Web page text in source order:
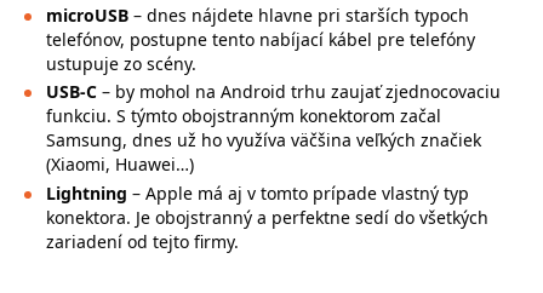
microUSB – dnes nájdete hlavne pri starších typoch
telefónov, postupne tento nabíjací kábel pre telefóny
ustupuje zo scény.
USB-C – by mohol na Android trhu zaujať zjednocovaciu
funkciu. S týmto obojstranným konektorom začal
Samsung, dnes už ho využíva väčšina veľkých značiek
(Xiaomi, Huawei…)
Lightning – Apple má aj v tomto prípade vlastný typ
konektora. Je obojstranný a perfektne sedí do všetkých
zariadení od tejto firmy.